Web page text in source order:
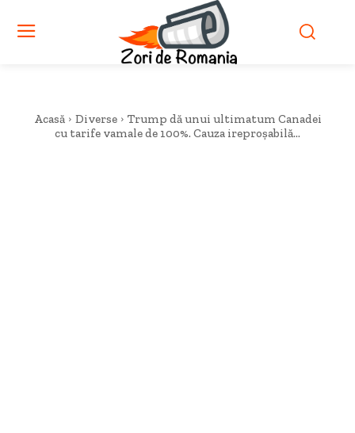
Acasă Diverse
Trump dă unui ultimatum Canadei
cu tarife vamale de 100%. Cauza ireproșabilă...